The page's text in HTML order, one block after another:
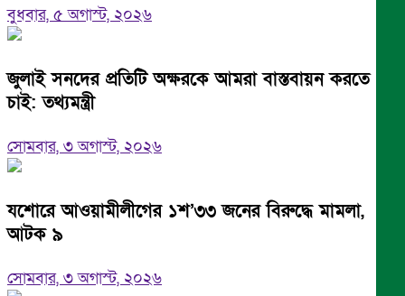
বুধবার, ৫ অগাস্ট, ২০২৬
জুলাই সনদের প্রতিটি অক্ষরকে আমরা বাস্তবায়ন করতে
চাই: তথ্যমন্ত্রী
সোমবার, ৩ অগাস্ট, ২০২৬
যশোরে আওয়ামীলীগের ১শ’৩৩ জনের বিরুদ্ধে মামলা,
আটক ৯
সোমবার, ৩ অগাস্ট, ২০২৬